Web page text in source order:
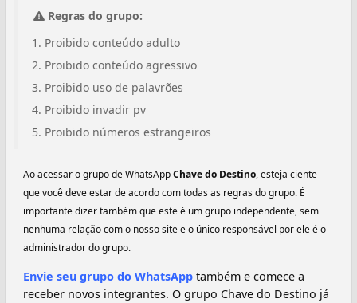
Regras do grupo:
Proibido conteúdo adulto
Proibido conteúdo agressivo
Proibido uso de palavrões
Proibido invadir pv
Proibido números estrangeiros
Ao acessar o grupo de WhatsAppChave do Destino, esteja ciente
que você deve estar de acordo com todas as regras do grupo. É
importante dizer também que este é um grupo independente, sem
nenhuma relação com o nosso site e o único responsável por ele é o
administrador do grupo.
Envie seu grupo do WhatsApp também e comece a
receber novos integrantes. O grupo Chave do Destino já